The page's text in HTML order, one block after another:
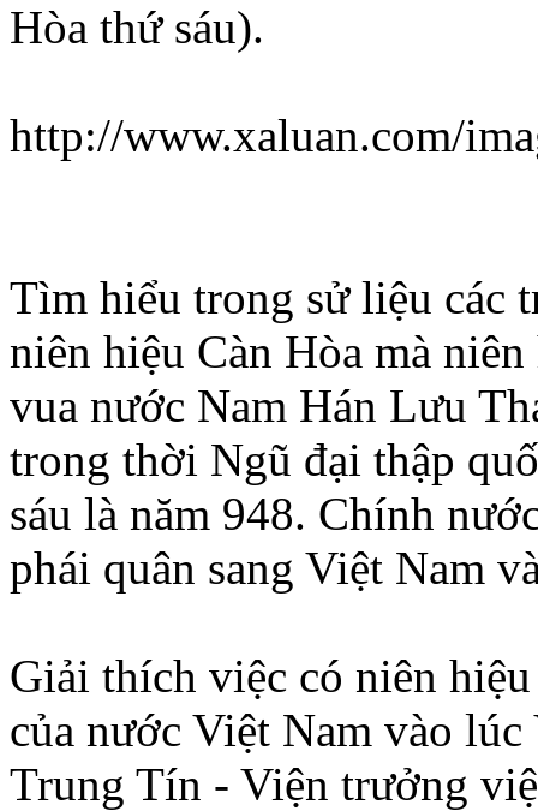
Hòa thứ sáu).
http://www.xaluan.com/
Tìm hiểu trong sử liệu các
niên hiệu Càn Hòa mà
vua nước Nam Hán Lưu
trong thời Ngũ đại thập
sáu là năm 948. Chính
phái quân sang Việt Nam
Giải thích việc có niên
của nước Việt Nam vào
Trung Tín - Viện trưởng